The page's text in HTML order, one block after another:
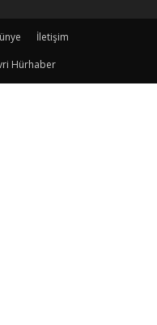
İletişim
Hürhaber